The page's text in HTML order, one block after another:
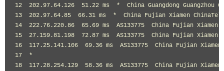
12
202.97 . 64.126 51.22 ms * China Guangdong Guangzhou
13
202.97 . 64.85 66.31 ms * China Fujian Xiamen
14
222.76 . 220.86 65.69 ms  AS133775 China Fujian Xiamen
15
27.159 .81.198 72.87 ms  AS133775 China Fujian Xiamen
16
117.25 . 141.106 69.36 ms  AS133775 China Fujian Xiamen
17
*
18
117.28 . 254.129 58.36 ms  AS133775 China Fujian Xiamen